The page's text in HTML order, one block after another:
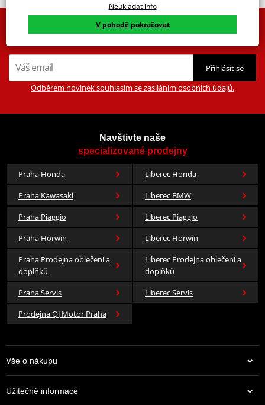
Buďte o jednu stopu blíž k novinkám a akcím ze světa
Přihlásit se
Odběrem novinek souhlasím se zasíláním osobních údajů.
Navštivte naše
specializované prodejny
Praha Honda
Liberec Honda
Praha Kawasaki
Liberec BMW
Praha Piaggio
Liberec Piaggio
Praha Horwin
Liberec Horwin
Praha Prodejna oblečení a
doplňků
Liberec Prodejna oblečení a
doplňků
Praha Servis
Liberec Servis
Prodejna QJ Motor Praha
Vše o nákupu
Užitečné informace
Neukládat info
V pohodě pokračovat